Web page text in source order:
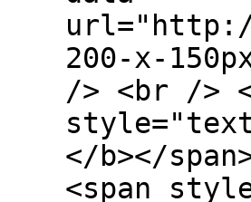
url="http://
200-x-
/> <br />
</b></
<span